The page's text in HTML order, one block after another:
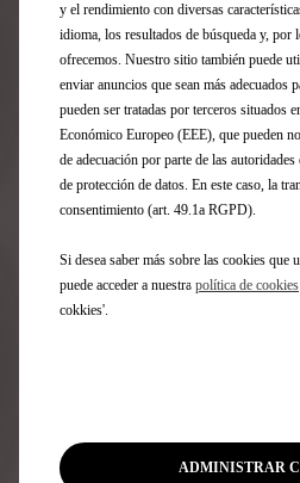
conditions
Pour cet engagement passionné et
honore DS Automobiles en tant
d’année 2023, le nom « DS
Hall Napoléon, sous
« À travers son ambition
français du luxe dans
DS entre en parfaite
fierté pour les femmes et
Automobiles, qui cultivent au
y el rendimiento con diversas
idioma, los resultados de búsqueda y, por
ofrecemos. Nuestro sitio también puede
enviar anuncios que sean más adecuados
pueden ser tratadas por terceros situados
Económico Europeo (EEE), que pueden
de adecuación por parte de las
de protección de datos. En este caso, la
consentimiento (art. 49.1a RGPD).
Si desea saber más sobre las cookies que
puede acceder a nuestra política de cookies
cokkies'.
ADMINISTRAR